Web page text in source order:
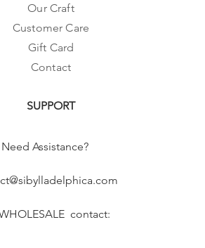
Our Craft
Customer Care
Gift Card
Contact
SUPPORT
Need Assistance?
contact: